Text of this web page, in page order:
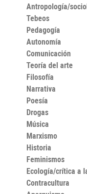
Jansz, nos ofrecen
de cómo
sombras de la
conmovedora,
para todo aquél
que continúa
ámbitos del
vidas.
Antropología/
Tebeos
Pedagogía
Autonomía
Comunicación
Teoría del arte
Filosofía
Narrativa
Poesía
Drogas
Música
Marxismo
Historia
Feminismos
Ecología/crítica a
Contracultura